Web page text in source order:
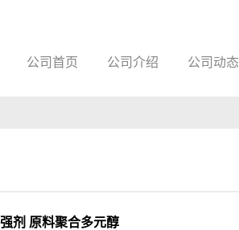
公司首页 公司介绍 公司动态
剂 原料聚合多元醇